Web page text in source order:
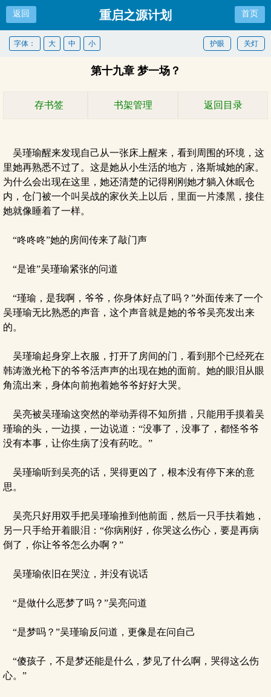
返回 重启之源计划 首页
关灯
护眼
字体： 大 中 小
第十九章 梦一场？
存书签 书架管理 返回目录
吴瑾瑜醒来发现自己从一张床上醒来，看到周围的环境，这
里她再熟悉不过了。这是她从小生活的地方，洛斯城她的家。
为什么会出现在这里，她还清楚的记得刚刚她才躺入休眠仓
内，仓门被一个叫吴战的家伙关上以后，里面一片漆黑，接住
她就像睡着了一样。
“咚咚咚”她的房间传来了敲门声
“是谁”吴瑾瑜紧张的问道
“瑾瑜，是我啊，爷爷，你身体好点了吗？”外面传来了一个
吴瑾瑜无比熟悉的声音，这个声音就是她的爷爷吴亮发出来
的。
吴瑾瑜起身穿上衣服，打开了房间的门，看到那个已经死在
韩涛激光枪下的爷爷活声声的出现在她的面前。她的眼泪从眼
角流出来，身体向前抱着她爷爷好好大哭。
吴亮被吴瑾瑜这突然的举动弄得不知所措，只能用手摸着吴
瑾瑜的头，一边摸，一边说道：“没事了，没事了，都怪爷爷
没有本事，让你生病了没有药吃。”
吴瑾瑜听到吴亮的话，哭得更凶了，根本没有停下来的意
思。
吴亮只好用双手把吴瑾瑜推到他前面，然后一只手扶着她，
另一只手给开着眼泪：“你病刚好，你哭这么伤心，要是再病
倒了，你让爷爷怎么办啊？”
吴瑾瑜依旧在哭泣，并没有说话
“是做什么恶梦了吗？”吴亮问道
“是梦吗？”吴瑾瑜反问道，更像是在问自己
“傻孩子，不是梦还能是什么，梦见了什么啊，哭得这么伤
心。”